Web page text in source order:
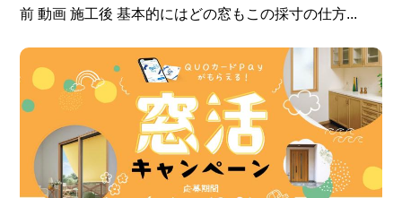
前 動画 施工後 基本的にはどの窓もこの採寸の仕方...